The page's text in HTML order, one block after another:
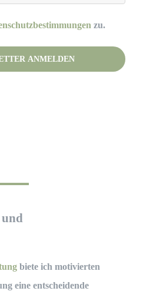
zu.
biete ich motivierten
eine entscheidende